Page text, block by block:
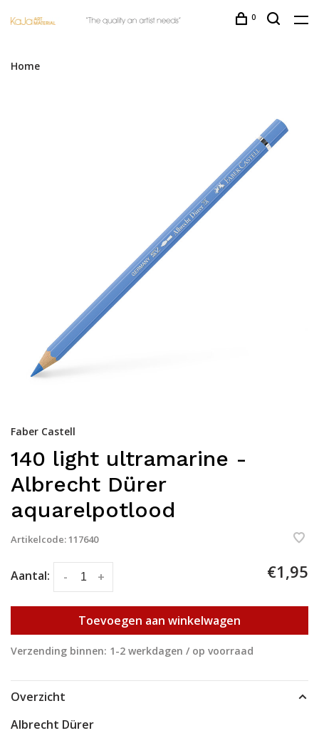
0
Home
Faber Castell
140 light ultramarine -
Albrecht Dürer
aquarelpotlood
Artikelcode:117640
Aantal: +
- €1,95
Toevoegen aan winkelwagen
Verzending binnen: 1-2 werkdagen / op voorraad
Overzicht
Albrecht Dürer